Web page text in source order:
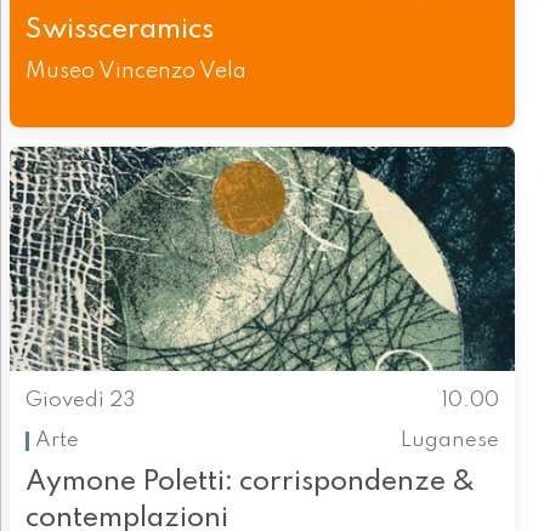
Swissceramics
Museo Vincenzo Vela
Giovedì 23
10.00
Arte
Luganese
Aymone Poletti: corrispondenze &
contemplazioni